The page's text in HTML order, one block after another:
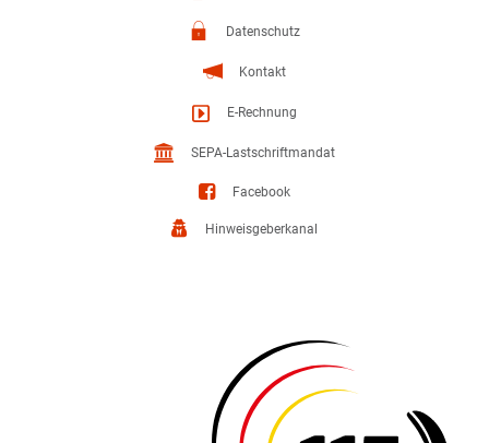
Datenschutz
Kontakt
E-Rechnung
SEPA-Lastschriftmandat
Facebook
Hinweisgeberkanal